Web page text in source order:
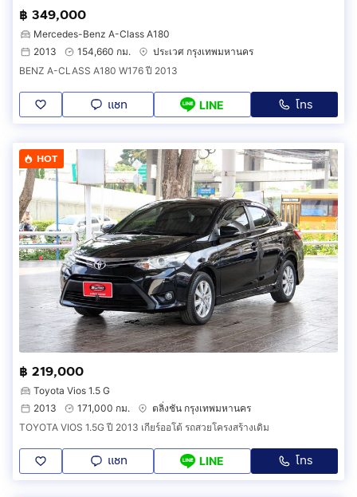
฿ 349,000
Mercedes-Benz A-Class A180
2013
154,660 กม.
ประเวศ กรุงเทพมหานคร
BENZ A-CLASS A180 W176 ปี 2013
แชท LINE โทร
HOT
฿ 219,000
Toyota Vios 1.5 G
2013
171,000 กม.
ตลิ่งชัน กรุงเทพมหานคร
TOYOTA VIOS 1.5G ปี 2013 เกียร์ออโต้ รถสวยโครงสร้างเดิม
แชท LINE โทร